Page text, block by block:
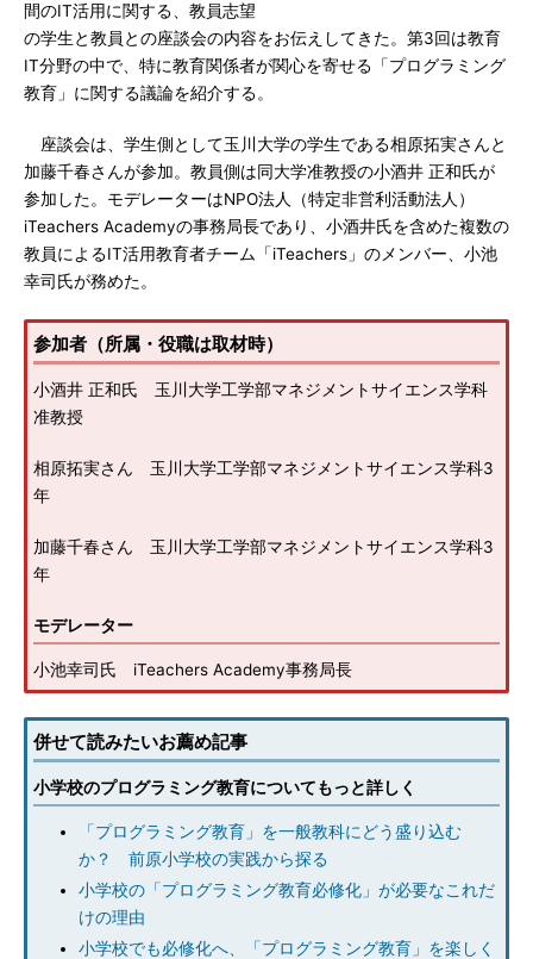
間のIT活用に関する、教員志望
の学生と教員との座談会の内容をお伝えしてきた。第3回は教育
IT分野の中で、特に教育関係者が関心を寄せる「プログラミング
教育」に関する議論を紹介する。
座談会は、学生側として玉川大学の学生である相原拓実さんと
加藤千春さんが参加。教員側は同大学准教授の小酒井 正和氏が
参加した。モデレーターはNPO法人（特定非営利活動法人）
iTeachers Academyの事務局長であり、小酒井氏を含めた複数の
教員によるIT活用教育者チーム「iTeachers」のメンバー、小池
幸司氏が務めた。
参加者（所属・役職は取材時）
小酒井 正和氏 玉川大学工学部マネジメントサイエンス学科
准教授
相原拓実さん 玉川大学工学部マネジメントサイエンス学科3
年
加藤千春さん 玉川大学工学部マネジメントサイエンス学科3
年
モデレーター
小池幸司氏 iTeachers Academy事務局長
併せて読みたいお薦め記事
小学校のプログラミング教育についてもっと詳しく
「プログラミング教育」を一般教科にどう盛り込む
か？ 前原小学校の実践から探る
小学校の「プログラミング教育必修化」が必要なこれだ
けの理由
小学校でも必修化へ、「プログラミング教育」を楽しく